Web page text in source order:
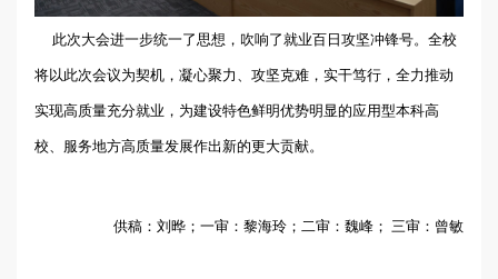
此次大会进一步统一了思想，吹响了就业百日攻坚冲锋号。全校
将以此次会议为契机，凝心聚力、攻坚克难，实干笃行，全力推动
实现高质量充分就业，为建设特色鲜明优势明显的应用型本科高
校、服务地方高质量发展作出新的更大贡献。
供稿：刘晔；一审：黎海玲；二审：魏峰； 三审：曾敏